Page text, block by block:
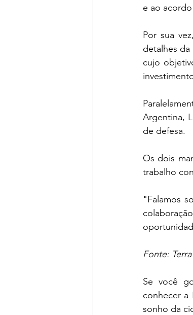
e ao
Por sua
detalhes
cujo
Argentina,
de defesa.
Os dois
trabalho
"Falamos
Fonte: Terra
Se você
conhecer a
sonho da